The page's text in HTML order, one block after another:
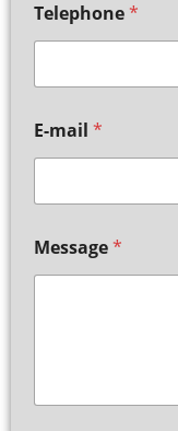
Telephone*
E-mail *
Message*